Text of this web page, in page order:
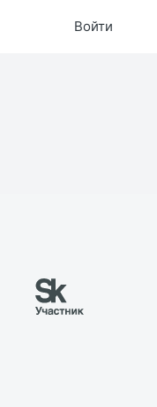
Войти